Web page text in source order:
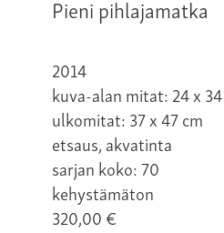
Pieni pihlajamatka
2014
kuva-alan mitat: 24 x
ulkomitat: 37 x 47 cm
etsaus, akvatinta
sarjan koko: 70
kehystämäton
320,00€